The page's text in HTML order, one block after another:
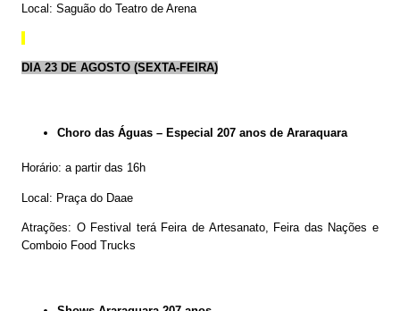
Local: Saguão do Teatro de Arena
DIA 23 DE AGOSTO (SEXTA-FEIRA)
Choro das Águas – Especial 207 anos de Araraquara
Horário: a partir das 16h
Local: Praça do Daae
Atrações: O Festival terá Feira de Artesanato, Feira das Nações e
Comboio Food Trucks